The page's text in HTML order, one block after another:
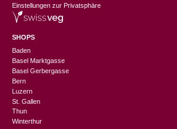
Einstellungen zur Privatsphäre
SHOPS
Baden
Basel Marktgasse
Basel Gerbergasse
Bern
Luzern
St. Gallen
Thun
Winterthur